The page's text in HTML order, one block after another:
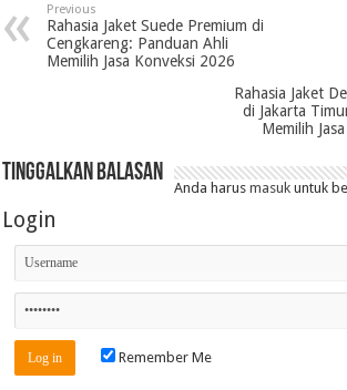
Previous
Rahasia Jaket Suede Premium di
Cengkareng: Panduan Ahli
Memilih Jasa Konveksi 2026
Rahasia Jaket
di Jakarta
Memilih
Tinggalkan Balasan
Anda harusmasuk untuk
Login
Remember Me